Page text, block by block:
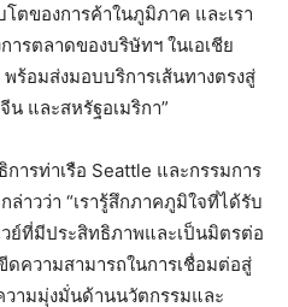
โตของการค้าในภูมิภาค และเรา
รตลาดของบริษัทฯ ในเอเชีย
ร้อมส่งมอบบริการเส้นทางตรงสู่
และสหรัฐอเมริกา”
ารท่าเรือ Seattle และกรรมการ
าวว่า “เรารู้สึกภาคภูมิใจที่ได้รับ
วย์ที่มีประสิทธิภาพและเป็นมิตรต่อ
ความสามารถในการเชื่อมต่อสู่
ามมุ่งมั่นด้านนวัตกรรมและ